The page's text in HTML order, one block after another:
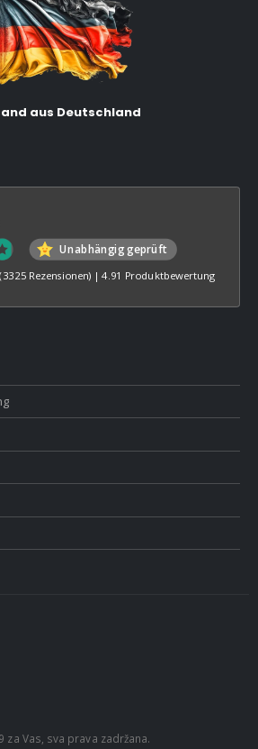
aus Deutschland
Unabhängig geprüft
(3325 Rezensionen) |4.91 Produktbewertung
za Vas, sva prava zadržana.